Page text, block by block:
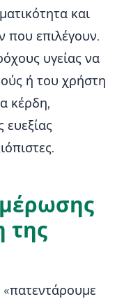
και
που επιλέγουν.
υγείας να
ή του χρήστη
κέρδη,
ευεξίας
της